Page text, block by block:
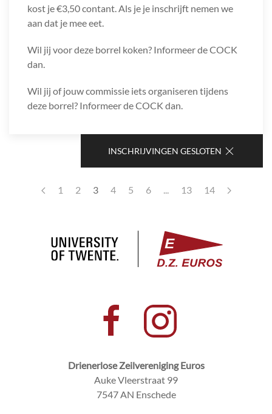
kost je €3,50 contant. Als je je inschrijft nemen we
aan dat je mee eet.
Wil jij voor deze borrel koken? Informeer de COCK
dan.
Wil jij of jouw commissie iets organiseren tijdens
deze borrel? Informeer de COCK dan.
INSCHRIJVINGEN GESLOTEN
1 2 3 4 5 6 13 14
Drienerlose Zeilvereniging Euros
Auke Vleerstraat 99
7547 AN Enschede